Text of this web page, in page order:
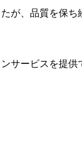
が、品質を保
サービスを提